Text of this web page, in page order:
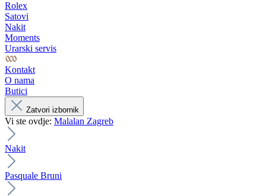
Rolex
Satovi
Nakit
Moments
Urarski servis
Kontakt
O nama
Butici
Zatvori izbornik
Vi ste ovdje: Malalan Zagreb
Nakit
Pasquale Bruni